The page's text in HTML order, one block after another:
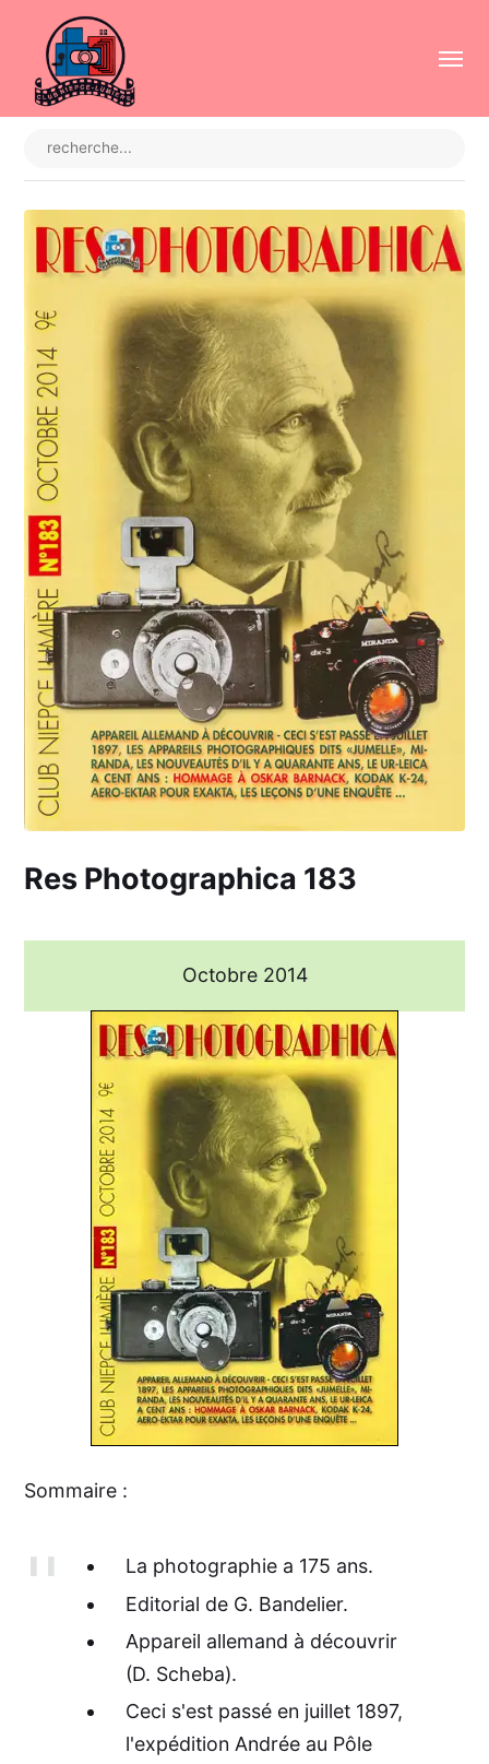
Res Photographica 183
Octobre 2014
Sommaire :
La photographie a 175 ans.
Editorial de G. Bandelier.
Appareil allemand à découvrir
(D. Scheba).
Ceci s'est passé en juillet 1897,
l'expédition Andrée au Pôle